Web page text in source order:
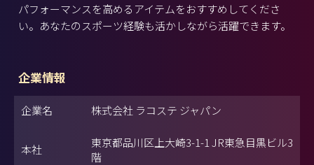
パフォーマンスを高めるアイテムをおすすめしてくださ
い。あなたのスポーツ経験も活かしながら活躍できます。
企業情報
企業名 株式会社 ラコステ ジャパン
本社
東京都品川区上大崎3-1-1 JR東急目黒ビル3
階